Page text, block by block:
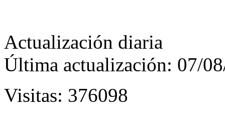
Actualización diaria
Última actualización: 07/
Visitas: 376098